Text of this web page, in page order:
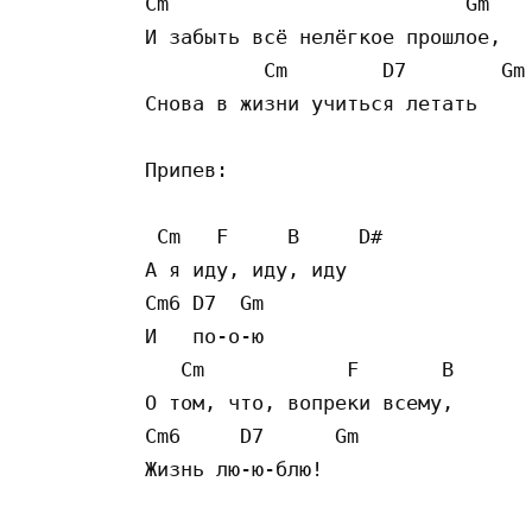
И забыть всё нелёгкое прошлое,
          Cm        D7        Gm
Снова в жизни учиться летать
Припев:
Cm   F     B     D#
А я иду, иду, иду
Cm6 D7  Gm
И   по-о-ю
Cm            F       B
О том, что, вопреки всему,
Cm6     D7      Gm
Жизнь лю-ю-блю!